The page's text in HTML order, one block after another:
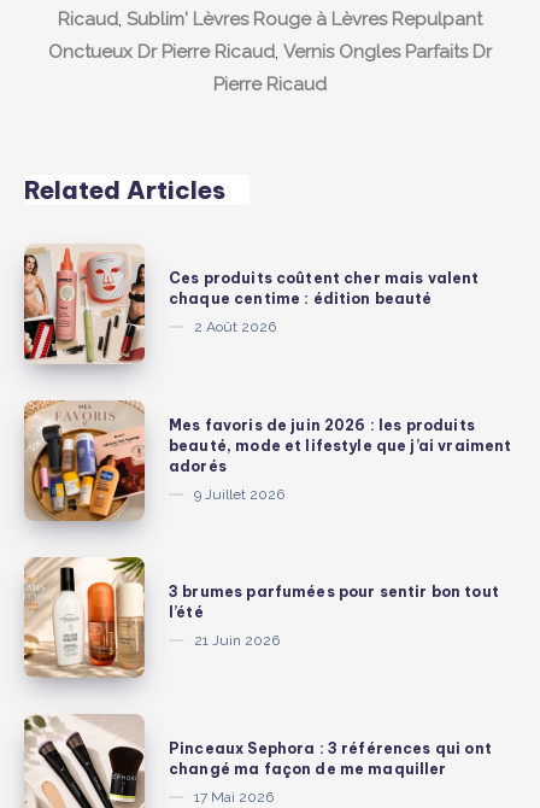
Ricaud, Sublim' Lèvres Rouge à Lèvres Repulpant
Onctueux Dr Pierre Ricaud, Vernis Ongles Parfaits Dr
Pierre Ricaud
Related Articles
Ces
produits
coûtent
cher
mais
valent
chaque
centime
édition
beauté
Ces produits coûtent cher mais valent
chaque centime : édition beauté
2 Août 2026
Mes
favoris
de
juin
2026
:
les
produits
beauté,
mode
et
lifestyle
que
Mes favoris de juin 2026 : les produits
beauté, mode et lifestyle que j’ai vraiment
adorés
9 Juillet 2026
3
brumes
parfumées
pour
sentir
bon
tout
l’été
3 brumes parfumées pour sentir bon tout
l’été
21 Juin 2026
Pinceaux
Sephora
:
Pinceaux Sephora : 3 références qui ont
changé ma façon de me maquiller
17 Mai 2026